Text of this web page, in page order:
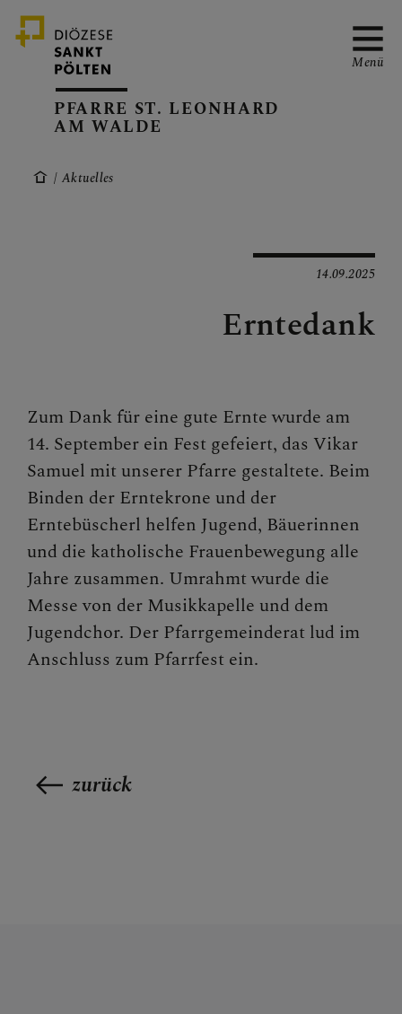
PFARRVERBAND-SEITE
KANZLEIZEITEN
PFARRKALENDER
GOTTESDIENSTORDNUN
G VERLAUTBARUNGEN
LEBENDIGE PFARRE
SONSTIGES
PFARRE ST. LEONHARD
AM WALDE
Menü
Aktuelles
14.09.2025
Erntedank
Zum Dank für eine gute Ernte wurde am
14. September ein Fest gefeiert, das Vikar
Samuel mit unserer Pfarre gestaltete. Beim
Binden der Erntekrone und der
Erntebüscherl helfen Jugend, Bäuerinnen
und die katholische Frauenbewegung alle
Jahre zusammen. Umrahmt wurde die
Messe von der Musikkapelle und dem
Jugendchor. Der Pfarrgemeinderat lud im
Anschluss zum Pfarrfest ein.
zurück